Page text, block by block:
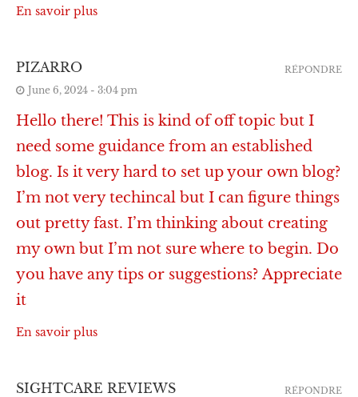
En savoir plus
PIZARRO
June 6, 2024 - 3:04 pm
Hello there! This is kind of off topic but I
need some guidance from an established
blog. Is it very hard to set up your own blog?
I’m not very techincal but I can figure things
out pretty fast. I’m thinking about creating
my own but I’m not sure where to begin. Do
you have any tips or suggestions? Appreciate
it
En savoir plus
RÉPONDRE
SIGHTCARE REVIEWS RÉPONDRE